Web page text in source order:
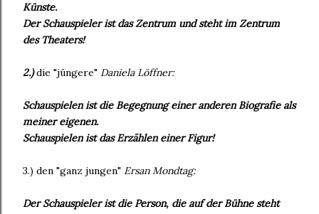
Künste.
Der Schauspieler ist das Zentrum und steht im Zentrum
des Theaters!
2.)die "jüngere" Daniela Löffner:
Schauspielen ist die Begegnung einer anderen Biografie als
meiner eigenen.
Schauspielen ist das Erzählen einer Figur!
3.) den "ganz jungen" Ersan Mondtag:
Der Schauspieler ist die Person, die auf der Bühne steht